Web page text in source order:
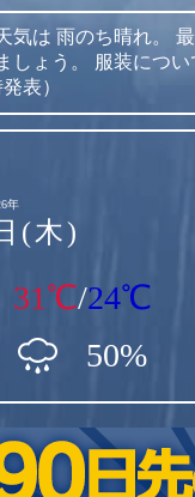
気は 雨のち晴れ。
しょう。
服装につい
表）
年
(木)
31℃/24℃
50%